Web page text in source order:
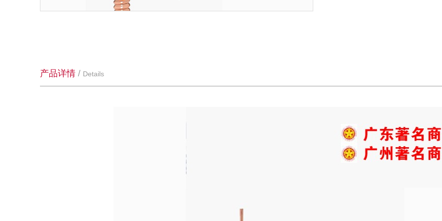
产品详情/ Details